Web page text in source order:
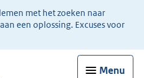
met het zoeken naar
een oplossing. Excuses voor
Menu